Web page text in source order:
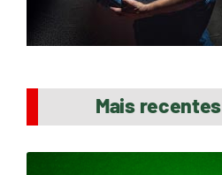
Mais recentes